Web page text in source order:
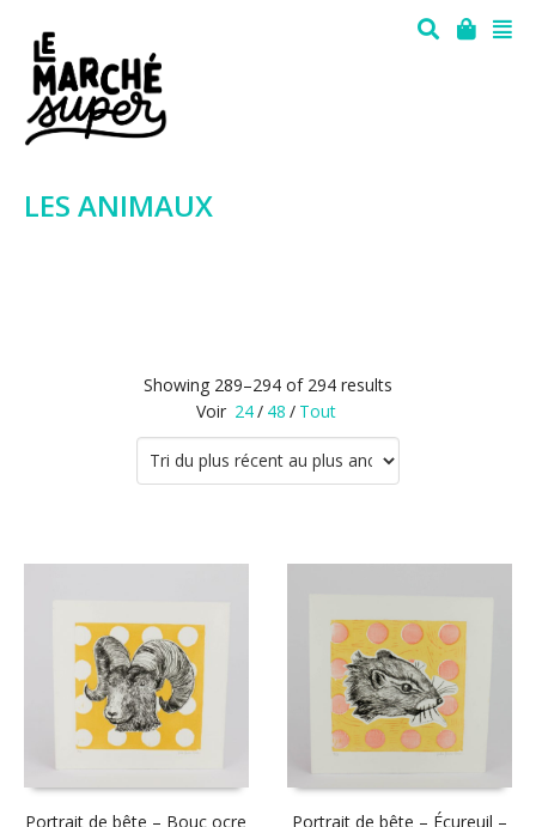
LES ANIMAUX
Showing 289–294 of 294 results
Voir 24/ 48 / Tout
Portrait de bête – Bouc ocre
Portrait de bête – Écureuil –